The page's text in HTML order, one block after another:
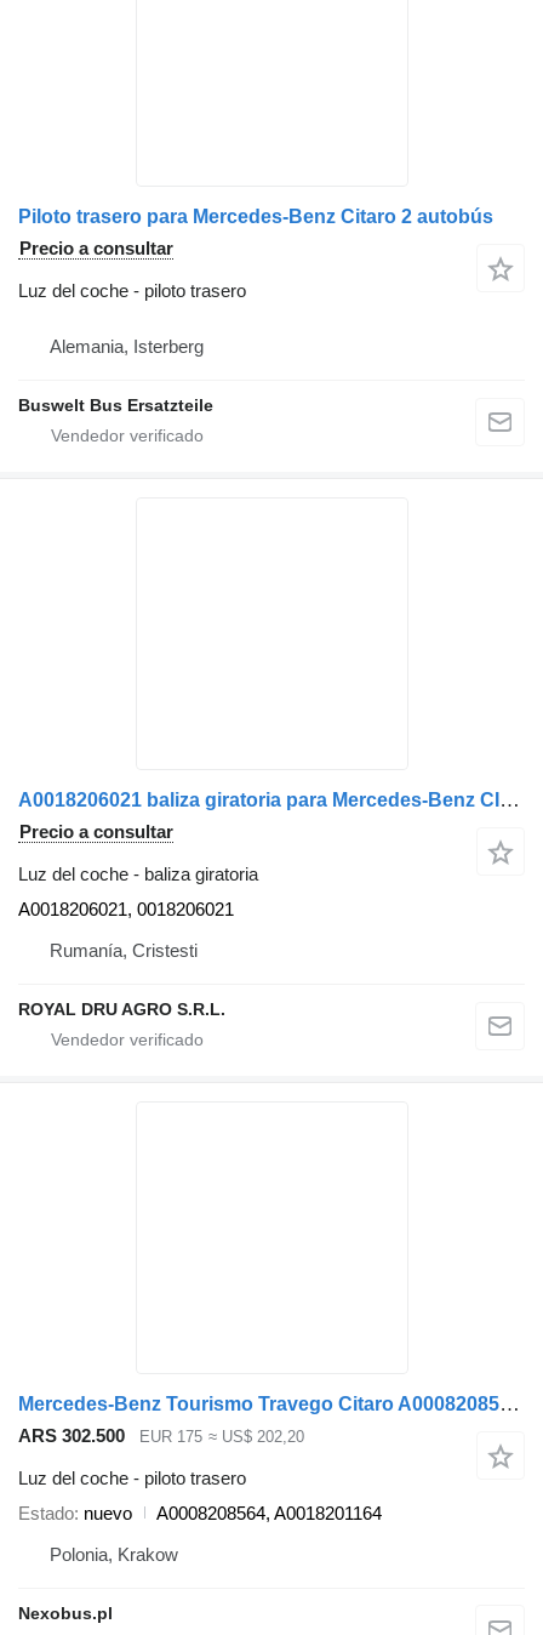
Piloto trasero para Mercedes-Benz Citaro 2 autobús
Precio a consultar
Luz del coche - piloto trasero
Alemania, Isterberg
Buswelt Bus Ersatzteile
A0018206021 baliza giratoria para Mercedes-Benz CITARO - Piese/Dezmembrări Mercedes autobús
Precio a consultar
Luz del coche - baliza giratoria
A0018206021, 0018206021
Rumanía, Cristesti
ROYAL DRU AGRO S.R.L.
Mercedes-Benz Tourismo Travego Citaro A0008208564 piloto trasero para Mercedes-Benz autobús
ARS 302.500 EUR 175 ≈ US$ 202,20
Luz del coche - piloto trasero
Estado nuevo
A0008208564, A0018201164
Polonia, Krakow
Nexobus.pl